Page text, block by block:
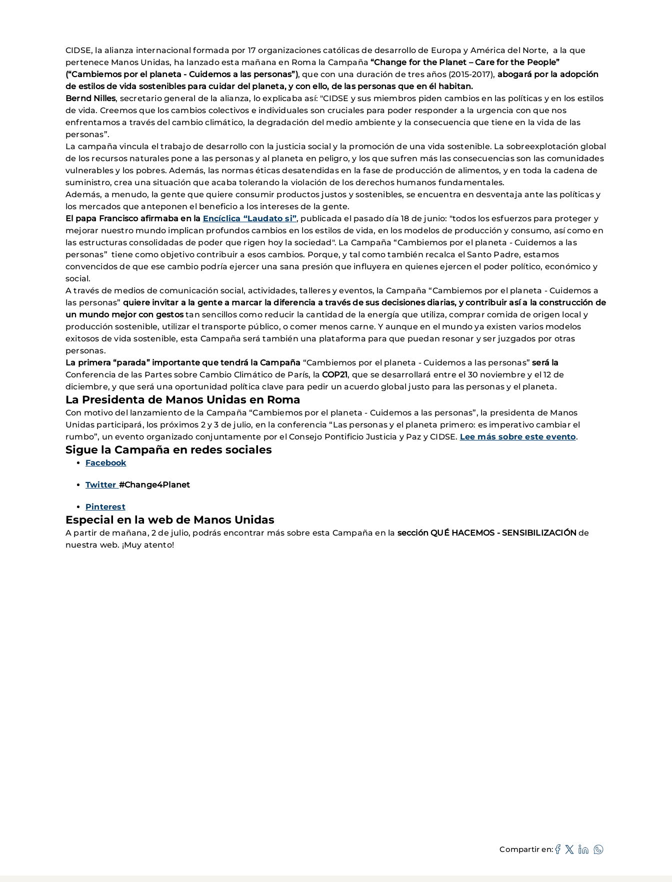
CIDSE, la alianza internacional formada por 17 organizaciones católicas de desarrollo de Europa y América del Norte, a la que
pertenece Manos Unidas, ha lanzado esta mañana en Roma la Campaña“Change for the Planet – Care for the People”
(“Cambiemos por el planeta - Cuidemos a las personas”), que con una duración de tres años (2015-2017), abogará por la adopción
de estilos de vida sostenibles para cuidar del planeta, y con ello, de las personas que en él habitan.
Bernd Nilles, secretario general de la alianza, lo explicaba así: "CIDSE y sus miembros piden cambios en las políticas y en los estilos
de vida. Creemos que los cambios colectivos e individuales son cruciales para poder responder a la urgencia con que nos
enfrentamos a través del cambio climático, la degradación del medio ambiente y la consecuencia que tiene en la vida de las
personas”.
La campaña vincula el trabajo de desarrollo con la justicia social y la promoción de una vida sostenible. La sobreexplotación global
de los recursos naturales pone a las personas y al planeta en peligro, y los que sufren más las consecuencias son las comunidades
vulnerables y los pobres. Además, las normas éticas desatendidas en la fase de producción de alimentos, y en toda la cadena de
suministro, crea una situación que acaba tolerando la violación de los derechos humanos fundamentales.
Además, a menudo, la gente que quiere consumir productos justos y sostenibles, se encuentra en desventaja ante las políticas y
los mercados que anteponen el beneficio a los intereses de la gente.
El papa Francisco afirmaba en la Encíclica “Laudato si”, publicada el pasado día 18 de junio: "todos los esfuerzos para proteger y
mejorar nuestro mundo implican profundos cambios en los estilos de vida, en los modelos de producción y consumo, así como en
las estructuras consolidadas de poder que rigen hoy la sociedad". La Campaña “Cambiemos por el planeta - Cuidemos a las
personas” tiene como objetivo contribuir a esos cambios. Porque, y tal como también recalca el Santo Padre, estamos
convencidos de que ese cambio podría ejercer una sana presión que influyera en quienes ejercen el poder político, económico y
social.
A través de medios de comunicación social, actividades, talleres y eventos, la Campaña “Cambiemos por el planeta - Cuidemos a
las personas” quiere invitar a la gente a marcar la diferencia a través de sus decisiones diarias, y contribuir así a la construcción de
un mundo mejor con gestostan sencillos como reducir la cantidad de la energía que utiliza, comprar comida de origen local y
producción sostenible, utilizar el transporte público, o comer menos carne. Y aunque en el mundo ya existen varios modelos
exitosos de vida sostenible, esta Campaña será también una plataforma para que puedan resonar y ser juzgados por otras
personas.
La primera “parada” importante que tendrá la Campaña “Cambiemos por el planeta - Cuidemos a las personas”será la
Conferencia de las Partes sobre Cambio Climático de París, laCOP21, que se desarrollará entre el 30 noviembre y el 12 de
diciembre, y que será una oportunidad política clave para pedir un acuerdo global justo para las personas y el planeta.
La Presidenta de Manos Unidas en Roma
Con motivo del lanzamiento de la Campaña “Cambiemos por el planeta - Cuidemos a las personas”, la presidenta de Manos
Unidas participará, los próximos 2 y 3 de julio, en la conferencia “Las personas y el planeta primero: es imperativo cambiar el
rumbo”, un evento organizado conjuntamente por el Consejo Pontificio Justicia y Paz y CIDSE. Lee más sobre este evento.
Sigue la Campaña en redes sociales
Facebook
Twitter #Change4Planet
Pinterest
Especial en la web de Manos Unidas
A partir de mañana, 2 de julio, podrás encontrar más sobre esta Campaña en la sección QUÉ HACEMOS - SENSIBILIZACIÓN de
nuestra web. ¡Muy atento!
Compartir en